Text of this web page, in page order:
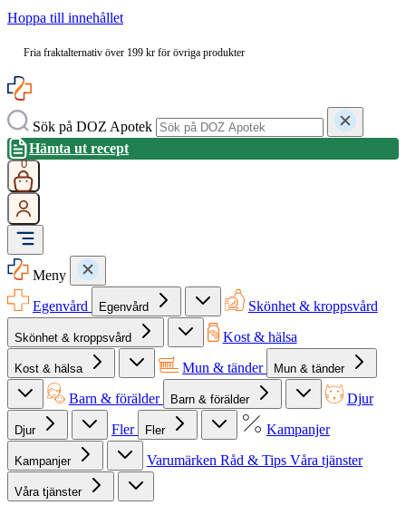
Hoppa till innehållet
Fria fraktalternativ över 199 kr för övriga produkter
Sök på DOZ Apotek
Hämta ut recept
0
Meny
Egenvård
Egenvård Skönhet & kroppsvård
Skönhet & kroppsvård Kost & hälsa
Kost & hälsa Mun & tänder Mun & tänder
Barn & förälder Barn & förälder Djur
Djur Fler Fler Kampanjer
Kampanjer Varumärken Råd & Tips Våra tjänster
Våra tjänster